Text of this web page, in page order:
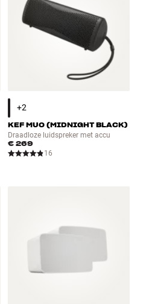
KEF MUO (MIDNIGHT BLACK)
Draadloze luidspreker met accu
€ 269
16